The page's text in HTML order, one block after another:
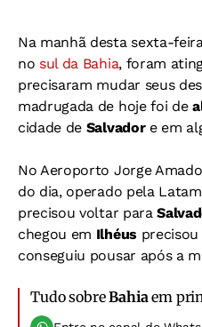
Na manhã desta sexta-
no sul da Bahia, foram
precisaram mudar seus
madrugada de hoje foi de
cidade de Salvador e em
No Aeroporto Jorge
do dia, operado pela
precisou voltar para
chegou em Ilhéus
conseguiu pousar após a
Tudo sobreBahiaem